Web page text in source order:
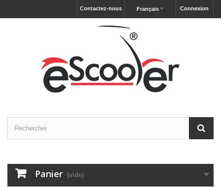
Connexion
Français
Contactez-nous
Panier (vide)